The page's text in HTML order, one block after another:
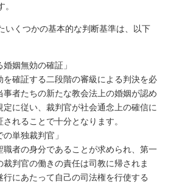
くつかの基本的な判断基準は、以下
婚姻無効の確証」
確証する二段階の審級による判決を必
事者たちの新たな教会法上の婚姻が認め
定に従い、裁判官が社会通念上の確信に
れることで十分となります。
の単独裁判官」
者の身分であることが求められ、第一
判官の働きの責任は司教に帰されま
にあたって自己の司法権を行使する